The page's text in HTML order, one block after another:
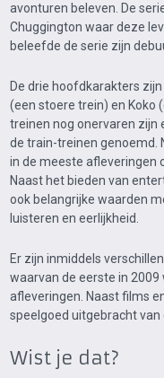
avonturen beleven. De
Chuggington waar deze
beleefde de serie zijn
De drie hoofdkarakters
(een stoere trein) en Koko
treinen nog onervaren zijn
de train-treinen genoemd.
in de meeste afleveringen
Naast het bieden van
ook belangrijke waarden
luisteren en eerlijkheid.
Er zijn inmiddels
waarvan de eerste in
afleveringen. Naast films
speelgoed uitgebracht van
Wist je dat?